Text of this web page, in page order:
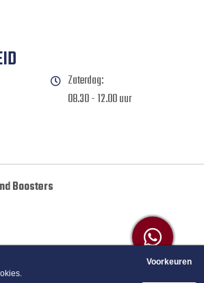
Zaterdag:
08.30 - 12.00 uur
Boosters